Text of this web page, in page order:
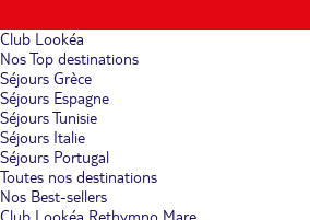
Club Lookéa
Nos Top destinations
Séjours Grèce
Séjours Espagne
Séjours Tunisie
Séjours Italie
Séjours Portugal
Toutes nos destinations
Nos Best-sellers